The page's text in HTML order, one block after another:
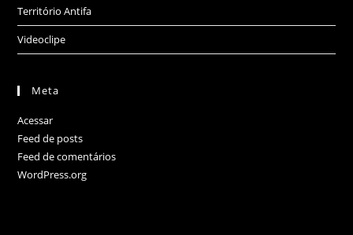
Território Antifa
Videoclipe
Meta
Acessar
Feed de posts
Feed de comentários
WordPress.org